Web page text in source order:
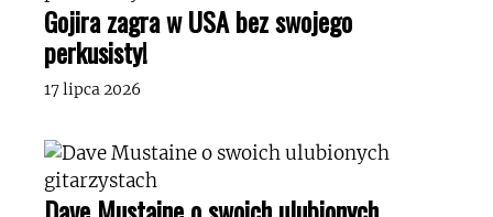
Gojira zagra w USA bez swojego
perkusisty!
17 lipca 2026